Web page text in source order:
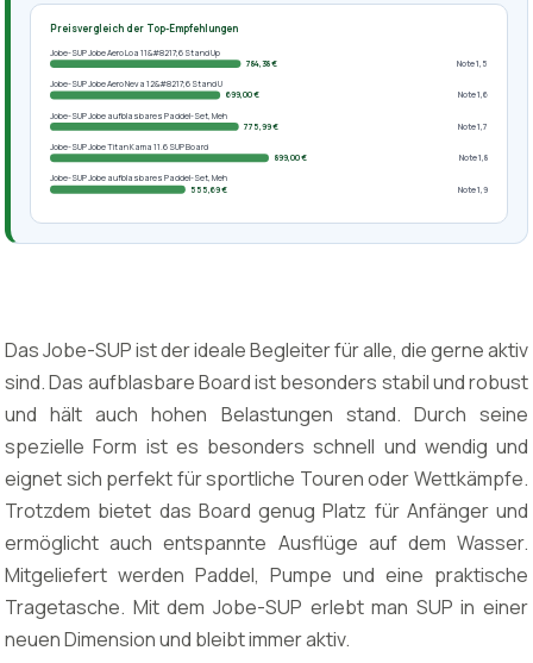
Preisvergleich der Top-Empfehlungen
Jobe-SUP Jobe Aero Loa 11&#8217;6 Stand Up
784,38 €
Note 1,5
Jobe-SUP Jobe Aero Neva 12&#8217;6 Stand U
699,00 €
Note 1,6
Jobe-SUP Jobe aufblasbares Paddel-Set, Meh
775,99 €
Note 1,7
Jobe-SUP Jobe Titan Kama 11.6 SUP Board
899,00 €
Note 1,8
Jobe-SUP Jobe aufblasbares Paddel-Set, Meh
555,69 €
Note 1,9
Das Jobe-SUP ist der ideale Begleiter für alle, die gerne aktiv
sind. Das aufblasbare Board ist besonders stabil und robust
und hält auch hohen Belastungen stand. Durch seine
spezielle Form ist es besonders schnell und wendig und
eignet sich perfekt für sportliche Touren oder Wettkämpfe.
Trotzdem bietet das Board genug Platz für Anfänger und
ermöglicht auch entspannte Ausflüge auf dem Wasser.
Mitgeliefert werden Paddel, Pumpe und eine praktische
Tragetasche. Mit dem Jobe-SUP erlebt man SUP in einer
neuen Dimension und bleibt immer aktiv.